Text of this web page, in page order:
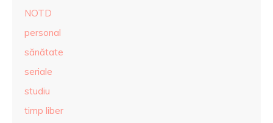
NOTD
personal
sănătate
seriale
studiu
timp liber